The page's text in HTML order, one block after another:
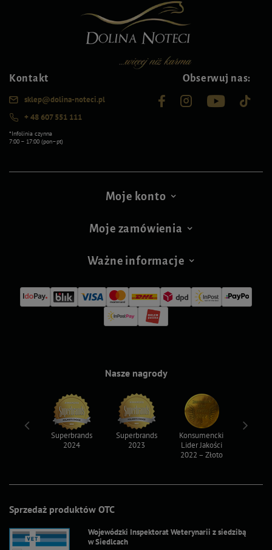
Kontakt
sklep@dolina-noteci.pl
+ 48 607 551 111
*Infolinia czynna
7:00 – 17:00 (pon–pt)
Obserwuj nas:
Moje konto
Moje zamówienia
Ważne informacje
Sprzedaż produktów OTC
Wojewódzki Inspektorat Weterynarii z siedzibą
w Siedlcach
Nasze nagrody
Superbrands
2024
Superbrands
2023
Konsumencki
Lider Jakości
2022 – Złoto